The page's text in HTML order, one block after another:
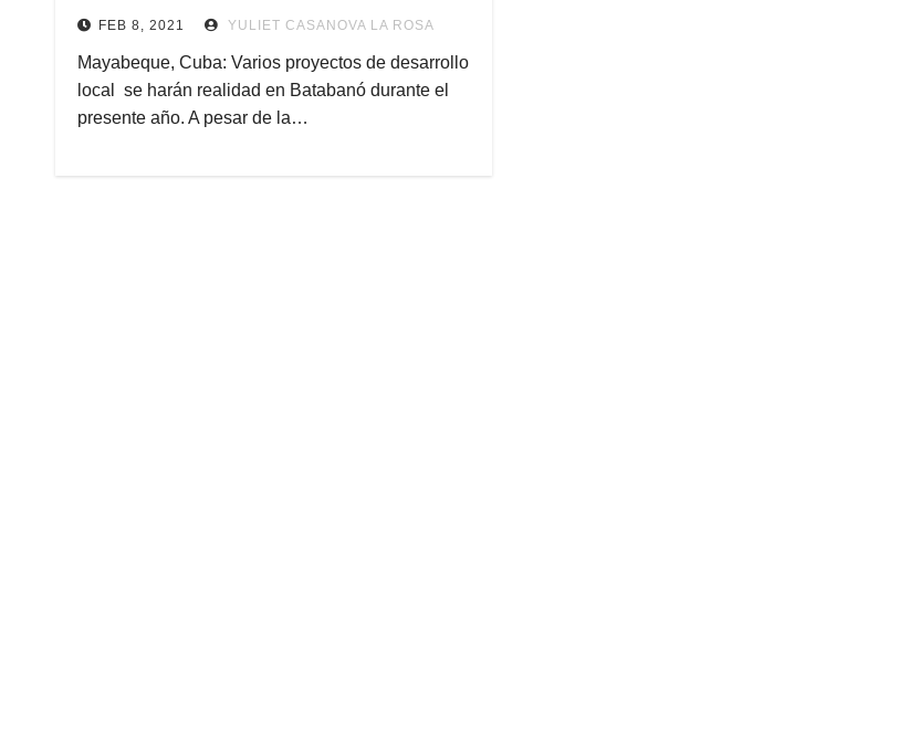
FEB 8, 2021 YULIET CASANOVA LA ROSA
Mayabeque, Cuba: Varios proyectos de desarrollo
local se harán realidad en Batabanó durante el
presente año. A pesar de la…